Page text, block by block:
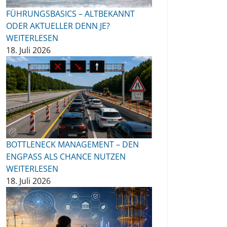
FÜHRUNGSBASICS – ALTBEKANNT
ODER AKTUELLER DENN JE?
WEITERLESEN
18. Juli 2026
BOTTLENECK MANAGEMENT – DEN
ENGPASS ALS CHANCE NUTZEN
WEITERLESEN
18. Juli 2026